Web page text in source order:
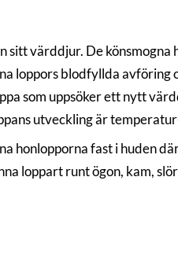
sitt värddjur. De könsmogna
loppors blodfyllda avföring
som uppsöker ett nytt
utveckling är
honlopporna fast i huden
loppart runt ögon, kam,